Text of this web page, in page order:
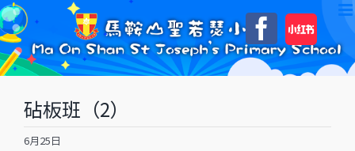
Skip
to
content
自
訂
砧板班（2）
6月25日